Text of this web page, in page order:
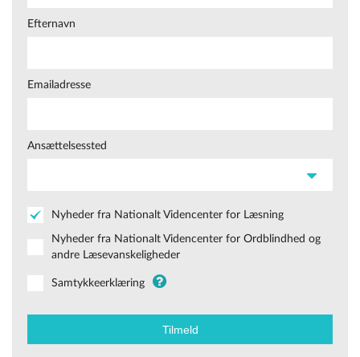
Efternavn
Emailadresse
Ansættelsessted
Nyheder fra Nationalt Videncenter for Læsning
Nyheder fra Nationalt Videncenter for Ordblindhed og
andre Læsevanskeligheder
Samtykkeerklæring